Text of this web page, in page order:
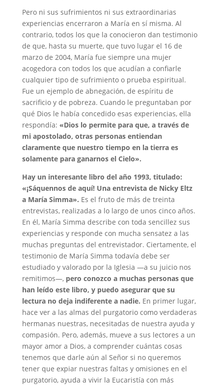
Pero ni sus sufrimientos ni sus extraordinarias
experiencias encerraron a María en sí misma. Al
contrario, todos los que la conocieron dan testimonio
de que, hasta su muerte, que tuvo lugar el 16 de
marzo de 2004, María fue siempre una mujer
acogedora con todos los que acudían a confiarle
cualquier tipo de sufrimiento o prueba espiritual.
Fue un ejemplo de abnegación, de espíritu de
sacrificio y de pobreza. Cuando le preguntaban por
qué Dios le había concedido esas experiencias, ella
respondía: «Dios lo permite para que, a través de
mi apostolado, otras personas entiendan
claramente que nuestro tiempo en la tierra es
solamente para ganarnos el Cielo».
Hay un interesante libro del año 1993, titulado:
«¡Sáquennos de aquí! Una entrevista de Nicky Eltz
a María Simma». Es el fruto de más de treinta
entrevistas, realizadas a lo largo de unos cinco años.
En él, María Simma describe con toda sencillez sus
experiencias y responde con mucha sensatez a las
muchas preguntas del entrevistador. Ciertamente, el
testimonio de María Simma todavía debe ser
estudiado y valorado por la Iglesia —a su juicio nos
remitimos—, pero conozco a muchas personas que
han leído este libro, y puedo asegurar que su
lectura no deja indiferente a nadie. En primer lugar,
hace ver a las almas del purgatorio como verdaderas
hermanas nuestras, necesitadas de nuestra ayuda y
compasión. Pero, además, mueve a sus lectores a un
mayor amor a Dios, a comprender cuántas cosas
tenemos que darle aún al Señor si no queremos
tener que expiar nuestras faltas y omisiones en el
purgatorio, ayuda a vivir la Eucaristía con más